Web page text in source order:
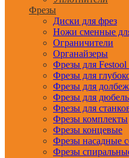
Фрезы
Диски для фрез
Ножи сменные
Ограничители
Органайзеры
Фрезы для
Фрезы для
Фрезы для
Фрезы для
Фрезы для
Фрезы комплекты
Фрезы концевые
Фрезы насадные
Фрезы